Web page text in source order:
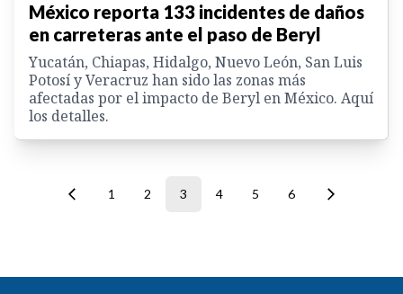
México reporta 133 incidentes de daños
en carreteras ante el paso de Beryl
Yucatán, Chiapas, Hidalgo, Nuevo León, San Luis
Potosí y Veracruz han sido las zonas más
afectadas por el impacto de Beryl en México. Aquí
los detalles.
1 2 3 4 5 6